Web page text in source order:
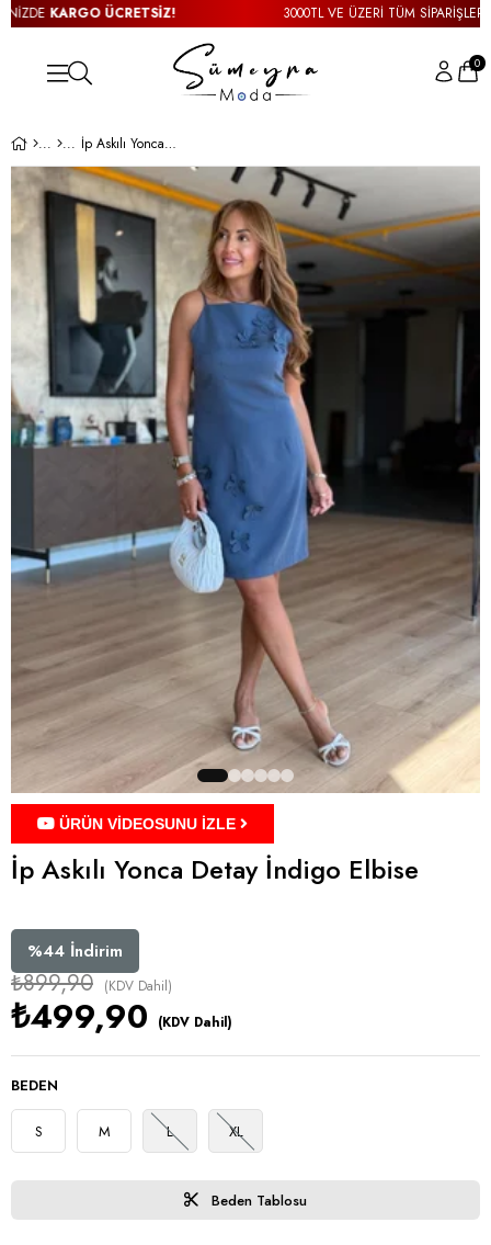
KARGO ÜCRETSİZ! 3000TL VE ÜZERİ TÜM
0
İp Askılı Yonca Detay İndigo Elbise
ÜRÜN VİDEOSUNU İZLE
İp Askılı Yonca Detay İndigo Elbise
%44 İndirim
₺899,90 (KDV Dahil)
₺499,90 (KDV Dahil)
BEDEN
S M L XL
Beden Tablosu